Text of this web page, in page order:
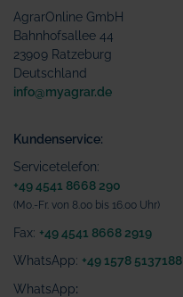
AgrarOnline GmbH
Bahnhofsallee 44
23909 Ratzeburg
Deutschland
info@myagrar.de
Kundenservice:
Servicetelefon:
+49 4541 8668 290
(Mo.-Fr. von 8.00 bis 16.00 Uhr)
Fax: +49 4541 8668 2919
WhatsApp: +49 1578 5137188
WhatsApp: